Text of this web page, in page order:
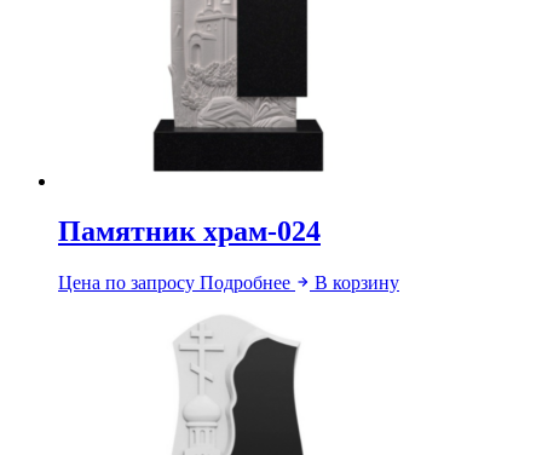
Памятник храм-024
Цена по запросу Подробнее В корзину